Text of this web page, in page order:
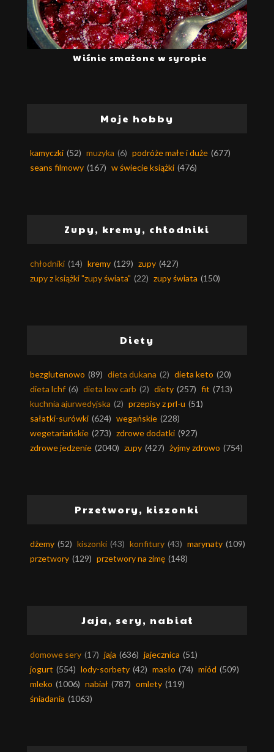
Wiśnie smażone w syropie
Moje hobby
kamyczki (52) muzyka (6) podróże małe i duże (677)
seans filmowy (167) w świecie książki (476)
Zupy, kremy, chłodniki
chłodniki (14) kremy (129) zupy (427)
zupy z książki "zupy świata" (22) zupy świata (150)
Diety
bezglutenowo (89) dieta dukana (2) dieta keto (20)
dieta lchf (6) dieta low carb (2) diety (257) fit (713)
kuchnia ajurwedyjska (2) przepisy z prl-u (51)
sałatki-surówki (624) wegańskie (228)
wegetariańskie (273) zdrowe dodatki (927)
zdrowe jedzenie (2040) zupy (427) żyjmy zdrowo (754)
Przetwory, kiszonki
dżemy (52) kiszonki (43) konfitury (43) marynaty (109)
przetwory (129) przetwory na zimę (148)
Jaja, sery, nabiał
domowe sery (17) jaja (636) jajecznica (51)
jogurt (554) lody-sorbety (42) masło (74) miód (509)
mleko (1006) nabiał (787) omlety (119)
śniadania (1063)